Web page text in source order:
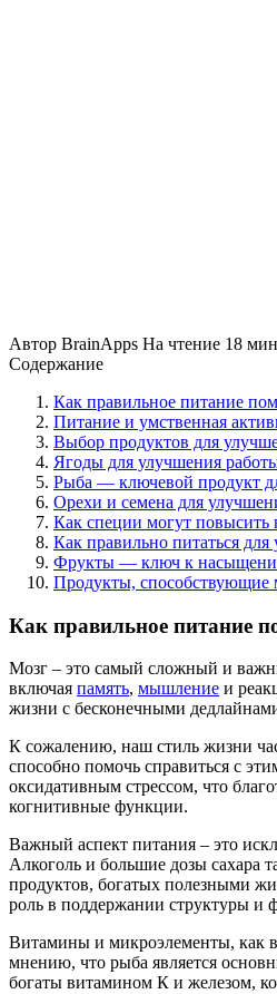
Автор BrainApps На чтение 18 мин
Содержание
Как правильное питание
Питание и умственная
Выбор продуктов для
Ягоды для улучшения
Рыба — ключевой продукт
Орехи и семена для
Как специи могут повысить
Как правильно питаться
Фрукты — ключ к
Продукты, способствующие
Как правильное питание
Мозг – это самый сложный и
включая память, мышление и
жизни с бесконечными
К сожалению, наш стиль жизни
способно помочь справиться с
оксидативным стрессом, что
когнитивные функции.
Важный аспект питания – это
Алкоголь и большие дозы сахара
продуктов, богатых полезными
роль в поддержании структуры и
Витамины и микроэлементы, как
мнению, что рыба является
богаты витамином К и железом,